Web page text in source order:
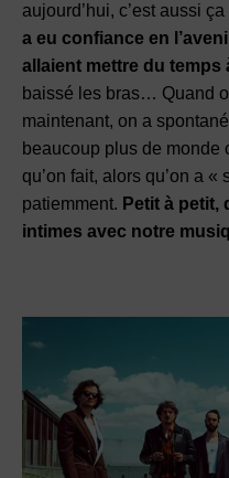
aujourd’hui, c’est aussi
a eu confiance en
allaient mettre du temps
baissé les bras… Quand
maintenant, on a
beaucoup plus de monde
qu’on fait, alors qu’on a «
patiemment. Petit à petit,
intimes avec notre